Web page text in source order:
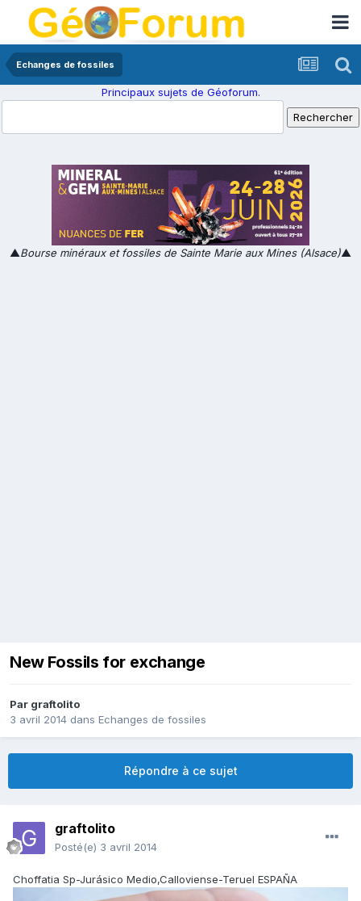
Echanges de fossiles
Principaux sujets de Géoforum.
▲Bourse minéraux et fossiles de Sainte Marie aux Mines (Alsace)▲
New Fossils for exchange
Par graftolito
3 avril 2014 dans Echanges de fossiles
Répondre à ce sujet
graftolito
Posté(e) 3 avril 2014
Choffatia Sp-Jurásico Medio,Calloviense-Teruel ESPAÑA